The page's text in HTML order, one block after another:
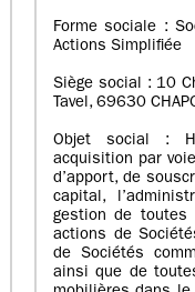
Forme sociale :
Actions Simplifiée
Siège social : 10
Tavel, 69630
Objet social :
acquisition par
d’apport, de
capital,
gestion de toutes
actions de
de Sociétés
ainsi que de